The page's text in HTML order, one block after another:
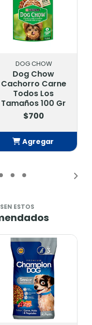
DOG CHOW
Dog Chow
Cachorro Carne
Todos Los
Tamaños 100 Gr
$700
Agregar
ESTOS